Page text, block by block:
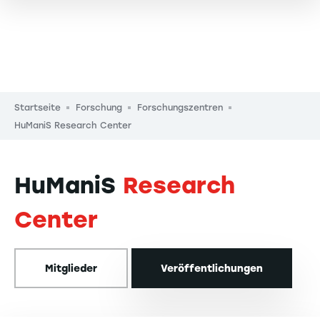
Pfadnavigation
Startseite Forschung
Forschungszentren
HuManiS Research Center
HuManiS Research
Center
Mitglieder Veröffentlichungen